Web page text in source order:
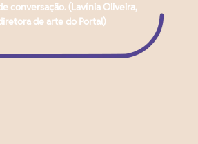
conversação. (Lavínia Oliveira,
de arte do Portal)